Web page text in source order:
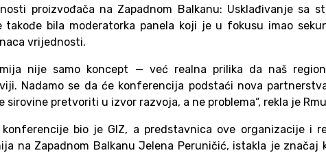
proizvođača na Zapadnom Balkanu: Usklađivanje sa
takođe bila moderatorka panela koji je u fokusu imao
vrijednosti.
nije samo koncept — već realna prilika da naš
Nadamo se da će konferencija podstaći nova
sirovine pretvoriti u izvor razvoja, a ne problema“, rekla je
bio je GIZ, a predstavnica ove organizacije i
na Zapadnom Balkanu Jelena Peruničić, istakla je značaj